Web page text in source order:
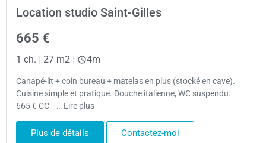
Location studio Saint-Gilles
665 €
1 ch. | 27 m2 | 4m
Canapé-lit + coin bureau + matelas en plus (stocké en cave).
Cuisine simple et pratique. Douche italienne, WC suspendu.
665 € CC –… Lire plus
Plus de détails Contactez-moi